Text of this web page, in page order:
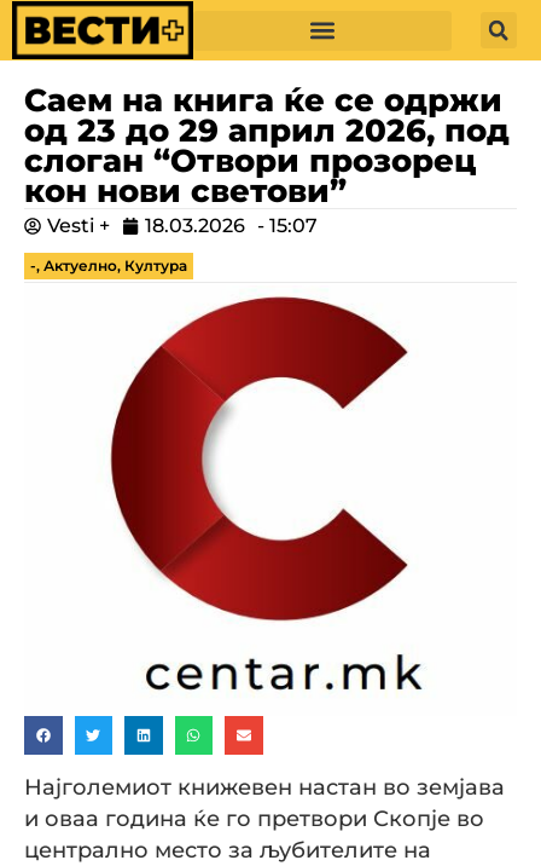
Саем на книга ќе се одржи
од 23 до 29 април 2026, под
слоган “Отвори прозорец
кон нови светови”
Vesti + 18.03.2026 - 15:07
-, Актуелно, Култура
Најголемиот книжевен настан во земјава
и оваа година ќе го претвори Скопје во
централно место за љубителите на